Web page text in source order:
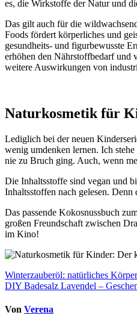
es, die Wirkstoffe der Natur und
Das gilt auch für die
Foods fördert körperliches und
gesundheits- und figurbewusste
erhöhen den Nährstoffbedarf und
weitere Auswirkungen von
Naturkosmetik für
Lediglich bei der neuen
wenig umdenken lernen. Ich
nie zu Bruch ging. Auch, wenn
Die Inhaltsstoffe sind vegan und
Inhaltsstoffen nach gelesen.
Das passende Kokosnussbuch
großen Freundschaft zwischen
im Kino!
Beitragsnavigation
Winterzauberöl: natürliches
DIY Badesalz Lavendel –
Von Verena